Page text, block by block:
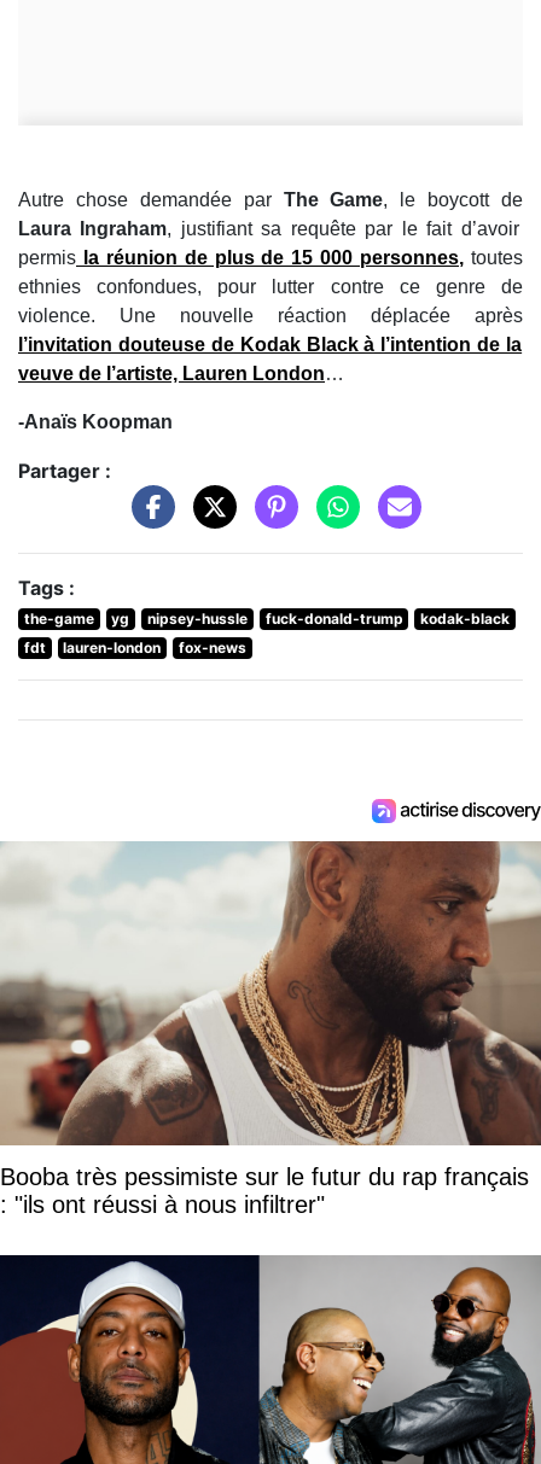
Autre chose demandée par The Game, le boycott de
Laura Ingraham, justifiant sa requête par le fait d’avoir
permis la réunion de plus de 15 000 personnes, toutes
ethnies confondues, pour lutter contre ce genre de
violence. Une nouvelle réaction déplacée après
l’invitation douteuse de Kodak Black à l’intention de la
veuve de l’artiste, Lauren London…
-Anaïs Koopman
Partager :
Tags :
the-game yg nipsey-hussle fuck-donald-trump
kodak-black
fdt
lauren-london fox-news
Booba très pessimiste sur le futur du rap français
: "ils ont réussi à nous infiltrer"